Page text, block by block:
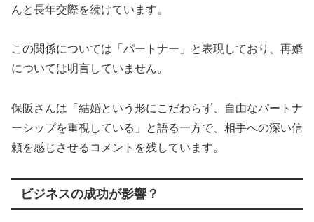
んと長年交際を続けています。
この関係については「パートナー」と表現しており、再婚
については明言していません。
保阪さんは「結婚という形にこだわらず、自由なパートナ
ーシップを重視している」と語る一方で、相手への深い信
頼を感じさせるコメントを残しています。
ビジネスの成功が影響？